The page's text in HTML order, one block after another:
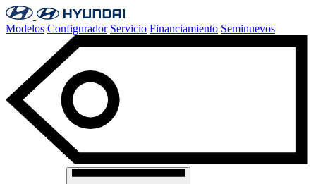
Modelos Configurador Servicio Financiamiento Seminuevos